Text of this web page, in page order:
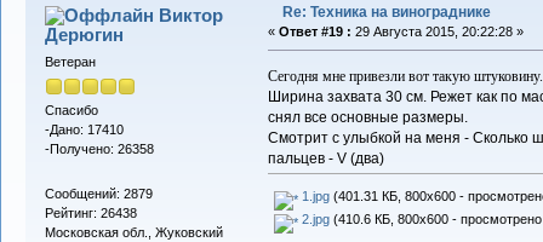
Виктор
Дерюгин
Ветеран
Спасибо
-Дано: 17410
-Получено: 26358
Сообщений: 2879
Рейтинг: 26438
Московская обл., Жуковский
Re: Техника на винограднике
« Ответ #19 : 29 Августа 2015, 20:22:28 »
Сегодня мне привезли вот такую
Ширина захвата 30 см. Режет как по
снял все основные размеры.
Смотрит с улыбкой на меня - Сколько
пальцев - V (два)
1.jpg(401.31 КБ, 800x600 -
2.jpg(410.6 КБ, 800x600 - просмотрено